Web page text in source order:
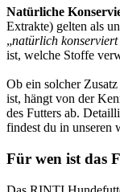
Natürliche
Extrakte) gelten als
„natürlich konserviert
ist, welche Stoffe
Ob ein solcher
ist, hängt von der
des Futters ab.
findest du in unseren
Für wen ist das